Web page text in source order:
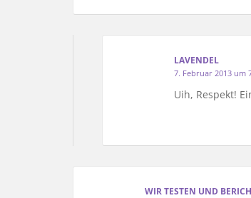
LAVENDEL
7. Februar 2013 um
Uih, Respekt!
WIR TESTEN UND